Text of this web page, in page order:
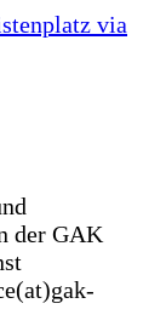
via
der GAK